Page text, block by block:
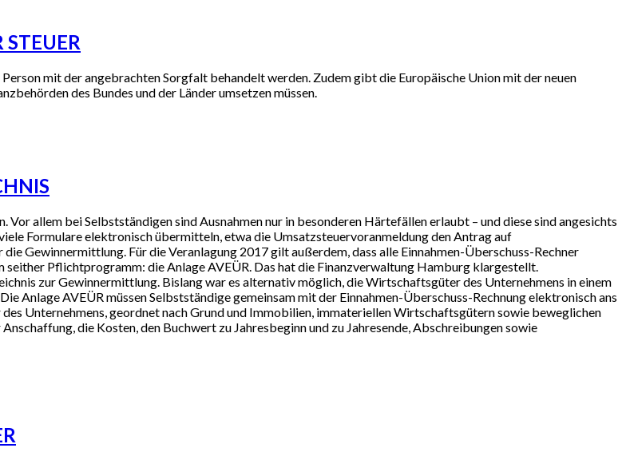
mit der angebrachten Sorgfalt behandelt werden. Zudem gibt die Europäische Union mit der neuen
des Bundes und der Länder umsetzen müssen.
allem bei Selbstständigen sind Ausnahmen nur in besonderen Härtefällen erlaubt – und diese sind angesichts
Formulare elektronisch übermitteln, etwa die Umsatzsteuervoranmeldung den Antrag auf
Gewinnermittlung. Für die Veranlagung 2017 gilt außerdem, dass alle Einnahmen-Überschuss-Rechner
Pflichtprogramm: die Anlage AVEÜR. Das hat die Finanzverwaltung Hamburg klargestellt.
zur Gewinnermittlung. Bislang war es alternativ möglich, die Wirtschaftsgüter des Unternehmens in einem
Anlage AVEÜR müssen Selbstständige gemeinsam mit der Einnahmen-Überschuss-Rechnung elektronisch ans
Unternehmens, geordnet nach Grund und Immobilien, immateriellen Wirtschaftsgütern sowie beweglichen
die Kosten, den Buchwert zu Jahresbeginn und zu Jahresende, Abschreibungen sowie